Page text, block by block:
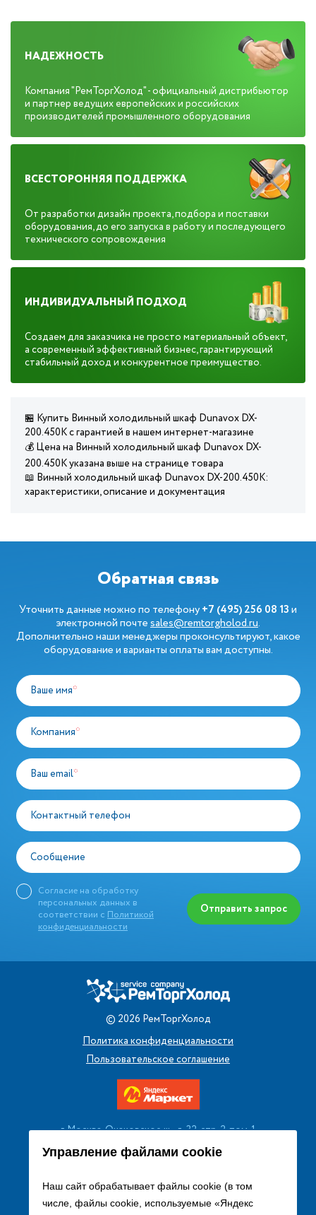
Управление файлами cookie
Наш сайт обрабатывает файлы cookie (в том
числе, файлы cookie, используемые «Яндекс
НАДЕЖНОСТЬ
Компания "РемТоргХолод" - официальный дистрибьютор
и партнер ведущих европейских и российских
производителей промышленного оборудования
ВСЕСТОРОННЯЯ ПОДДЕРЖКА
От разработки дизайн проекта, подбора и поставки
оборудования, до его запуска в работу и последующего
технического сопровождения
ИНДИВИДУАЛЬНЫЙ ПОДХОД
Создаем для заказчика не просто материальный объект,
а современный эффективный бизнес, гарантирующий
стабильный доход и конкурентное преимущество.
🏪 Купить Винный холодильный шкаф Dunavox DX-
200.450K с гарантией в нашем интернет-магазине
💰 Цена на Винный холодильный шкаф Dunavox DX-
200.450K указана выше на странице товара
📖 Винный холодильный шкаф Dunavox DX-200.450K:
характеристики, описание и документация
Обратная связь
Уточнить данные можно по телефону+7 (495) 256 08 13и
электронной почтеsales@remtorgholod.ru.
Дополнительно наши менеджеры проконсультируют, какое
оборудование и варианты оплаты вам доступны.
Ваше имя*
Компания*
Ваш email*
Контактный телефон
Сообщение
Согласие на обработку
персональных данных в
соответствии с Политикой
конфиденциальности
Отправить запрос
© 2026 РемТоргХолод
Политика конфиденциальности
Пользовательское соглашение
г. Москва, Очаковское ш., д. 32, стр. 2, пом. 1
+7 (495) 256 08 13
Заказать звонок
sales@remtorgholod.ru